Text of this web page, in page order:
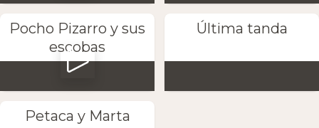
Pocho Pizarro y sus
escobas
Última tanda
Petaca y Marta